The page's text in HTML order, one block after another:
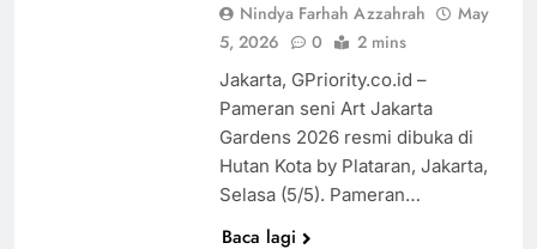
Nindya Farhah Azzahrah
May
5, 2026
0 2 mins
Jakarta, GPriority.co.id –
Pameran seni Art Jakarta
Gardens 2026 resmi dibuka di
Hutan Kota by Plataran, Jakarta,
Selasa (5/5). Pameran…
Baca lagi